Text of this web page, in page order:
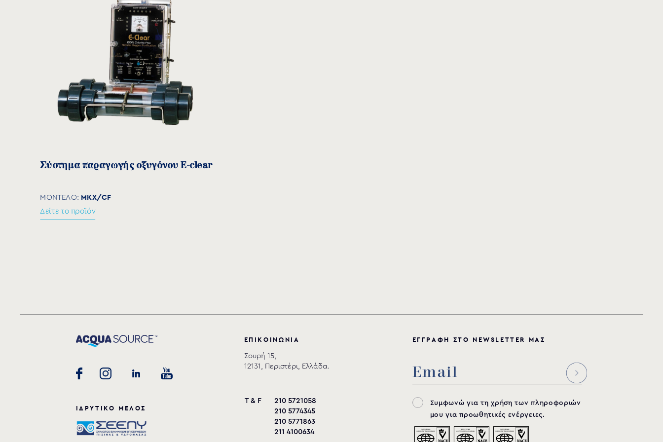
Σύστημα παραγωγής οξυγόνου E-clear
ΜΟΝΤΕΛΟ: MKX/CF
Δείτε το προϊόν
ΙΔΡΥΤΙΚΟ ΜΕΛΟΣ
ΕΠ Ι ΚΟ Ι ΝΩ ΝΙ Α
Σουρή 15,
12131, Περιστέρι, Ελλάδα.
T & F
210 5721058
210 5774345
210 5771863
211 4100634
ΕΓ ΓΡΑΦΗ ΣΤΟ N EWSL ETT ER ΜΑΣ
Συμφωνώ για τη χρήση των πληροφοριών
μου για προωθητικές ενέργειες.